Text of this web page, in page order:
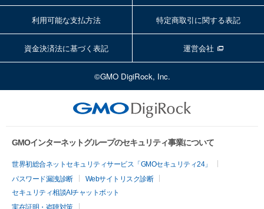
利用可能な支払方法 特定商取引に関する表記
資金決済法に基づく表記 運営会社
©GMO DigiRock, Inc.
GMOインターネットグループのセキュリティ事業について
世界初総合ネットセキュリティサービス「GMOセキュリティ24」
パスワード漏洩診断
Webサイトリスク診断
セキュリティ相談AIチャットボット
実在証明・盗聴対策